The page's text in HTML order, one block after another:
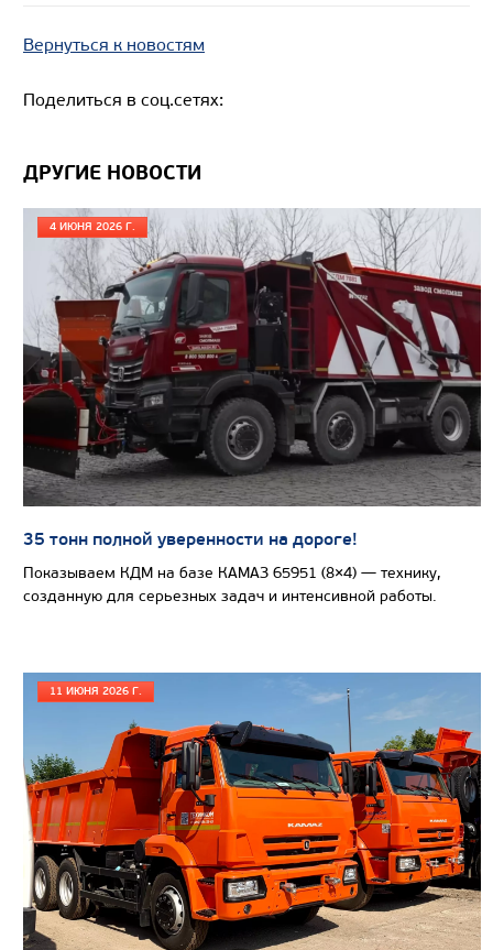
Экологический класс
Узнать цену
САМОСВАЛ КАМАЗ-65802
Цена по запросу
Производитель
Экологический класс
Грузоподъемность, кг
Вернуться к новостям
Поделиться в соц.сетях:
ДРУГИЕ НОВОСТИ
4 ИЮНЯ 2026 Г.
35 тонн полной уверенности на дороге!
Показываем КДМ на базе КАМАЗ 65951 (8×4) — технику,
созданную для серьезных задач и интенсивной работы.
11 ИЮНЯ 2026 Г.